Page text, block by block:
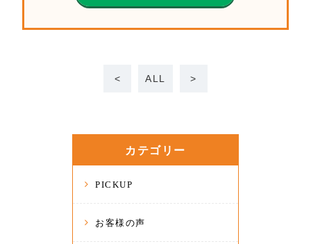
< ALL >
カテゴリー
PICKUP
お客様の声